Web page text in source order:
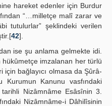
hareket edenler için Burdur
“…milletçe malî zarar ve
tutulurlar” şeklindeki verilen
42].
ise şu anlama gelmekte idi.
hükûmetçe imzalanan her türlü
bağlayıcı olmasa da Şûrâ-
Kurumun Kanunu vasfındaki
Nizâmnâme Esâsînin 3.
Nizâmnâme-i Dâhilîsinin